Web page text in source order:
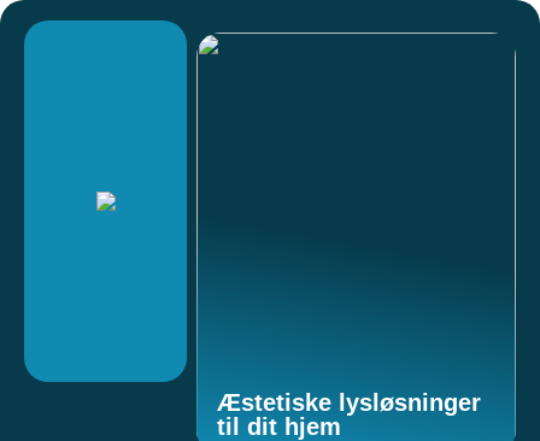
Æstetiske lysløsninger
til dit hjem